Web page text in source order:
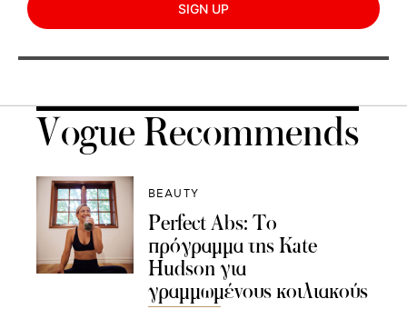
SIGN UP
Vogue Recommends
BEAUTY
Perfect Abs: Το
πρόγραμμα της Kate
Hudson για
γραμμωμένους κοιλιακούς